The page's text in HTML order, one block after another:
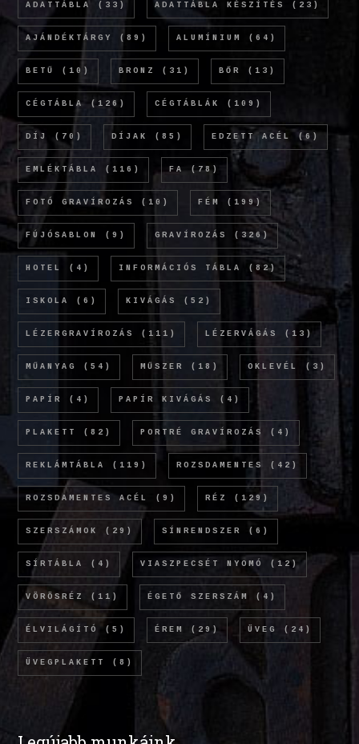
ADATTÁBLA (33) ADATTÁBLA KÉSZÍTÉS (23)
AJÁNDÉKTÁRGY (89) ALUMÍNIUM (64)
BETŰ (10) BRONZ (31) BŐR (13)
CÉGTÁBLA (126) CÉGTÁBLÁK (109)
DÍJ (70) DÍJAK (85) EDZETT ACÉL (6)
EMLÉKTÁBLA (116) FA (78)
FOTÓ GRAVÍROZÁS (10) FÉM (199)
FÚJÓSABLON (9) GRAVÍROZÁS (326)
HOTEL (4) INFORMÁCIÓS TÁBLA (82)
ISKOLA (6) KIVÁGÁS (52)
LÉZERGRAVÍROZÁS (111) LÉZERVÁGÁS (13)
MŰANYAG (54) MŰSZER (18) OKLEVÉL (3)
PAPÍR (4) PAPÍR KIVÁGÁS (4)
PLAKETT (82) PORTRÉ GRAVÍROZÁS (4)
REKLÁMTÁBLA (119) ROZSDAMENTES (42)
ROZSDAMENTES ACÉL (9) RÉZ (129)
SZERSZÁMOK (29) SÍNRENDSZER (6)
SÍRTÁBLA (4) VIASZPECSÉT NYOMÓ (12)
VÖRÖSRÉZ (11) ÉGETŐ SZERSZÁM (4)
ÉLVILÁGÍTÓ (5) ÉREM (29) ÜVEG (24)
ÜVEGPLAKETT (8)